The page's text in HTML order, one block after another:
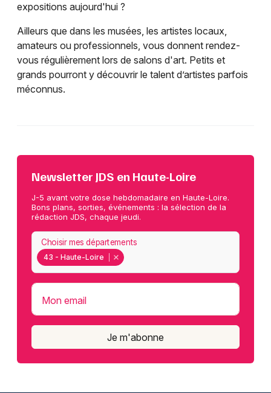
expositions aujourd'hui ?
Ailleurs que dans les musées, les artistes locaux,
amateurs ou professionnels, vous donnent rendez-
vous régulièrement lors de salons d'art. Petits et
grands pourront y découvrir le talent d’artistes parfois
méconnus.
Newsletter JDS en Haute-Loire
J-5 avant votre dose hebdomadaire en Haute-Loire.
Bons plans, sorties, événements : la sélection de la
rédaction JDS, chaque jeudi.
43 - Haute-Loire
Choisir mes départements
Mon email
Je m'abonne